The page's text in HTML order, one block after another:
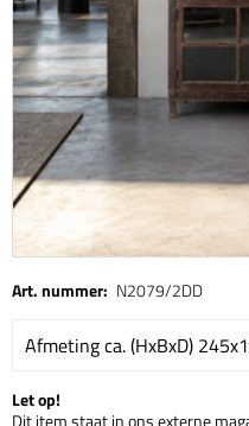
Art. nummer: N2079/2DD
Afmeting ca. (HxBxD)
Let op!